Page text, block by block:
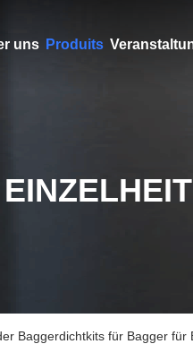
uns Produits
Baggerdichtkits für Bagger für